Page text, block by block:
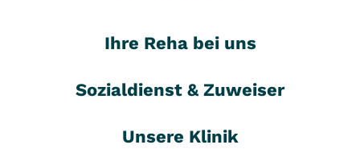
Ihre Reha bei uns
Sozialdienst & Zuweiser
Unsere Klinik